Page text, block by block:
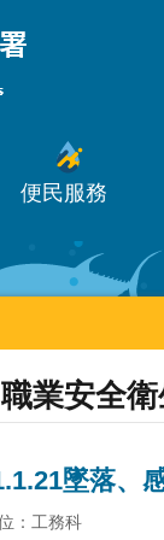
便民服務
職業安全
墜落、
：工務科